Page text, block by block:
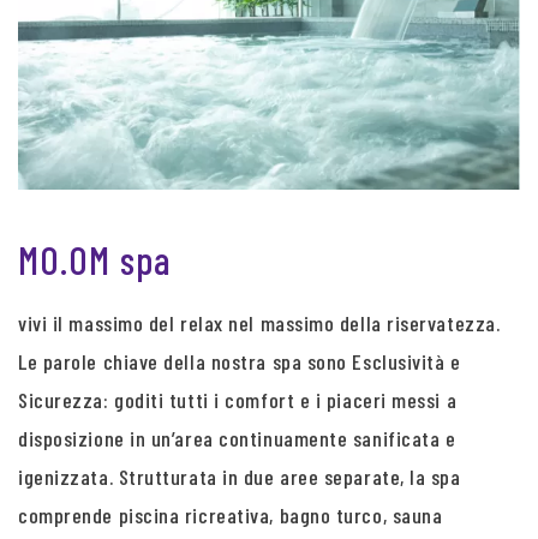
MO.OM spa
vivi il massimo del relax nel massimo della riservatezza.
Le parole chiave della nostra spa sono Esclusività e
Sicurezza: goditi tutti i comfort e i piaceri messi a
disposizione in un’area continuamente sanificata e
igenizzata. Strutturata in due aree separate, la spa
comprende piscina ricreativa, bagno turco, sauna